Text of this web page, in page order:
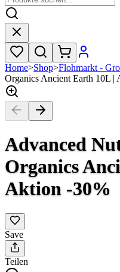
Home>Shop>Flohmarkt -
Organics Ancient Earth 10L |
Advanced
Organics
Aktion -30%
Save
Teilen